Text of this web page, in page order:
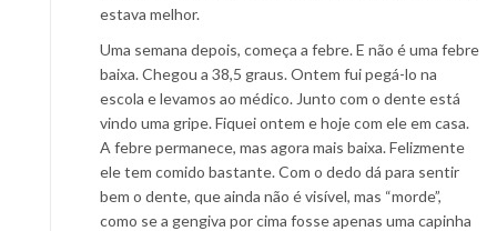
estava melhor.
Uma semana depois, começa a febre. E não é uma febre
baixa. Chegou a 38,5 graus. Ontem fui pegá-lo na
escola e levamos ao médico. Junto com o dente está
vindo uma gripe. Fiquei ontem e hoje com ele em casa.
A febre permanece, mas agora mais baixa. Felizmente
ele tem comido bastante. Com o dedo dá para sentir
bem o dente, que ainda não é visível, mas “morde”,
como se a gengiva por cima fosse apenas uma capinha